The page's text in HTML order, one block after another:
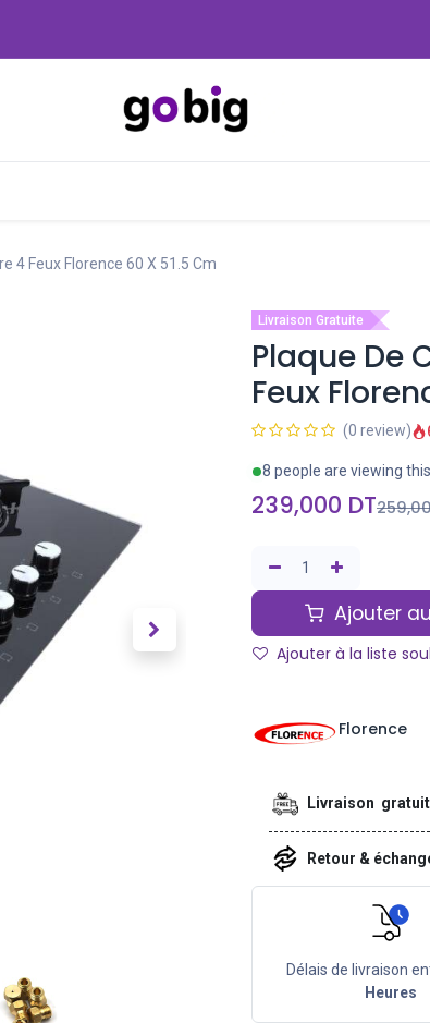
4 Feux Florence 60 X 51.5 Cm
Livraison Gratuite
Plaque De
Feux
(0 review)
8 people are viewing
239,000 DT
Ajouter
Ajouter à la liste
Florence
Livraison
Retour &
Délais de livraison
Heures